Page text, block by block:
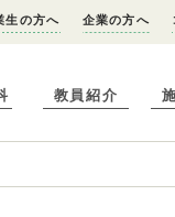
生の方へ 企業の方へ
教員紹介